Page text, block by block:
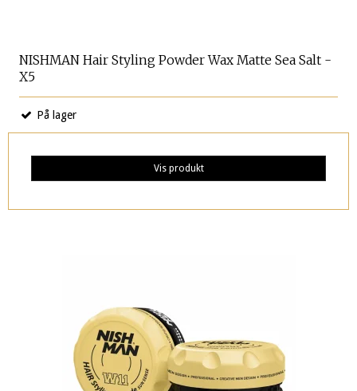
NISHMAN Hair Styling Powder Wax Matte Sea Salt -
X5
På lager
Vis produkt